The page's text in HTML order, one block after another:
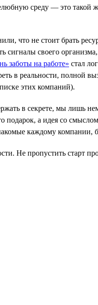
среду — это
что не стоит брать
сигналы своего
заботы на работе» стал
в реальности, полной
этих компаний).
в секрете, мы лишь
а идея со
каждому компании,
Не пропустить старт